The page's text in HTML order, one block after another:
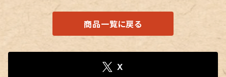
商品一覧に戻る
X